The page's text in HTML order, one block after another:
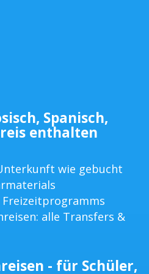
Spanisch,
enthalten
wie gebucht
alle Transfers &
- für Schüler,